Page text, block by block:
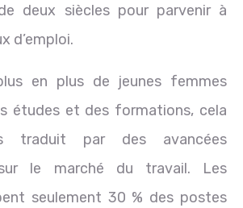
deux siècles pour parvenir à
d’emploi.
en plus de jeunes femmes
études et des formations, cela
traduit par des avancées
le marché du travail. Les
seulement 30 % des postes